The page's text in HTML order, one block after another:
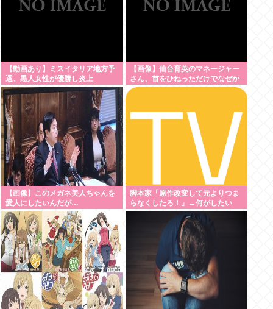
【動画あり】ミスイタリア地方予
選、黒人女性が優勝し炎上
【画像】仙台育英のマネージャー
さん、首をひねっただけでなぜか
ウインクしたことにされてしまう
【画像】このメガネ美人ちゃんを
愛人にしたいんだが…
脚本家「原作改変して元よりつま
らなくしたろ！」←何がしたい
の？